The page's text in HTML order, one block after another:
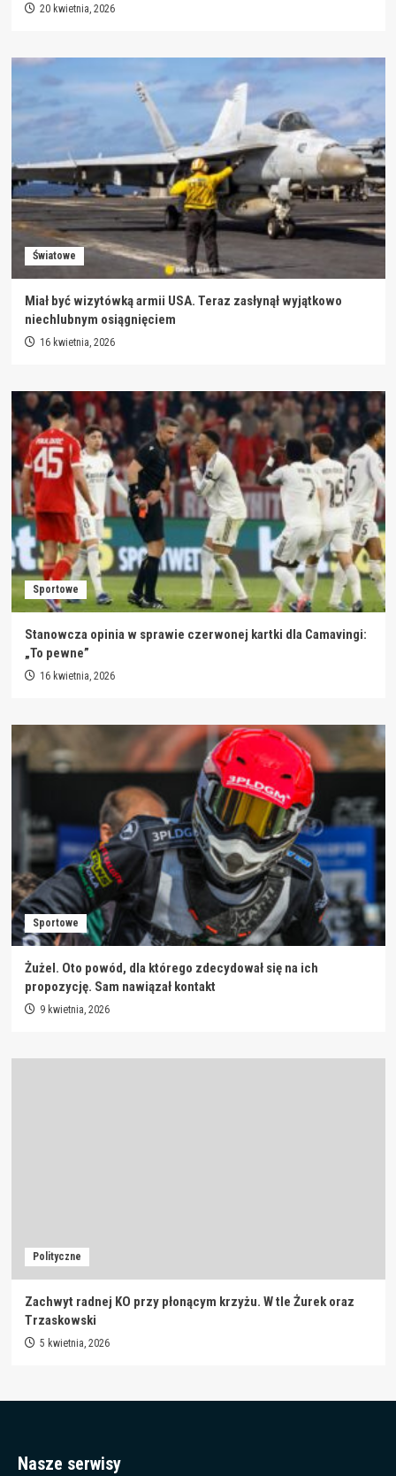
20 kwietnia, 2026
Światowe
Miał być wizytówką armii USA. Teraz zasłynął wyjątkowo
niechlubnym osiągnięciem
16 kwietnia, 2026
Sportowe
Stanowcza opinia w sprawie czerwonej kartki dla Camavingi:
„To pewne”
16 kwietnia, 2026
Sportowe
Żużel. Oto powód, dla którego zdecydował się na ich
propozycję. Sam nawiązał kontakt
9 kwietnia, 2026
Polityczne
Zachwyt radnej KO przy płonącym krzyżu. W tle Żurek oraz
Trzaskowski
5 kwietnia, 2026
Nasze serwisy